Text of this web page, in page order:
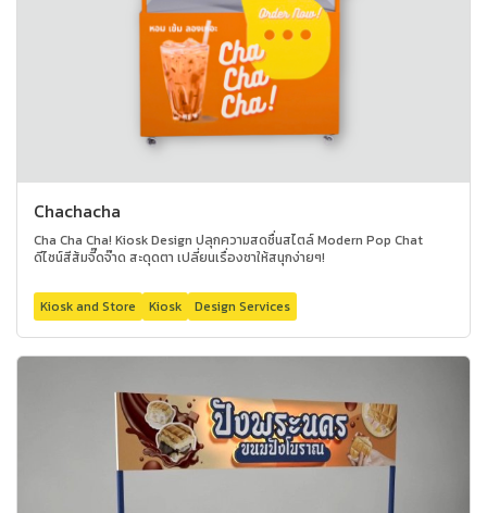
Chachacha
Cha Cha Cha! Kiosk Design ปลุกความสดชื่นสไตล์ Modern Pop Chat
ดีไซน์สีส้มจี๊ดจ๊าด สะดุดตา เปลี่ยนเรื่องชาให้สนุกง่ายๆ!
Kiosk and Store Kiosk Design Services